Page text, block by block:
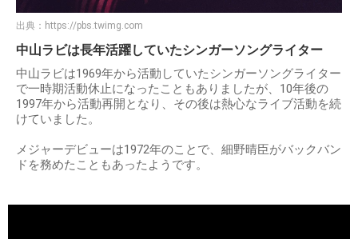
出典： https://pbs.twimg.com
中山ラビは長年活躍していたシンガーソングライター
中山ラビは1969年から活動していたシンガーソングライター
で一時期活動休止になったこともありましたが、10年後の
1997年から活動再開となり、その後は熱心なライブ活動を続
けていました。
メジャーデビューは1972年のことで、細野晴臣がバックバン
ドを務めたこともあったようです。